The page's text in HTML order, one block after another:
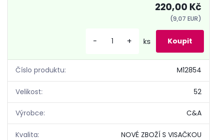
Číslo produktu: M12854
Velikost: 52
Výrobce: C&A
Kvalita: NOVÉ ZBOŽÍ S VISAČKOU
220,00 Kč
(9,07 EUR)
- + ks